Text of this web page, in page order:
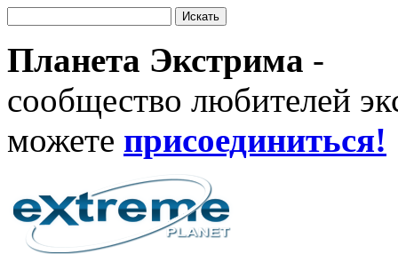
Планета Экстрима -
сообщество любителей
можете присоединиться!